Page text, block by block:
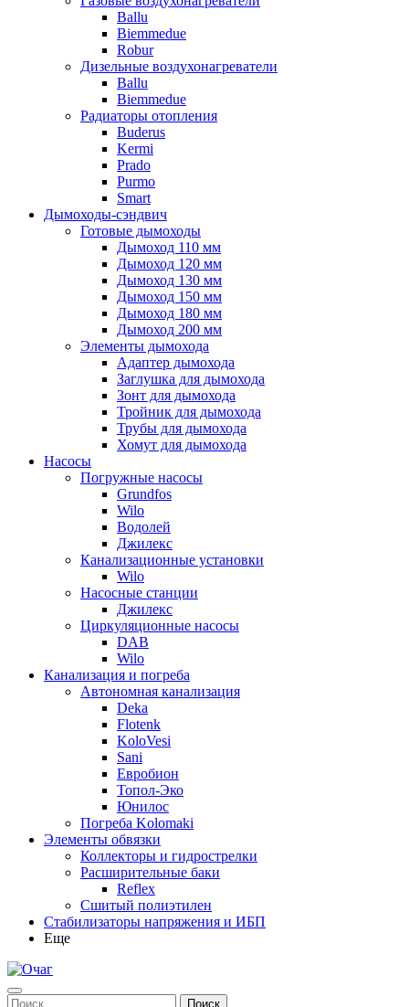
Ballu
Biemmedue
Robur
Дизельные воздухонагреватели
Ballu
Biemmedue
Радиаторы отопления
Buderus
Kermi
Prado
Purmo
Smart
Дымоходы-сэндвич
Готовые дымоходы
Дымоход 110 мм
Дымоход 120 мм
Дымоход 130 мм
Дымоход 150 мм
Дымоход 180 мм
Дымоход 200 мм
Элементы дымохода
Адаптер дымохода
Заглушка для дымохода
Зонт для дымохода
Тройник для дымохода
Трубы для дымохода
Хомут для дымохода
Насосы
Погружные насосы
Grundfos
Wilo
Водолей
Джилекс
Канализационные установки
Wilo
Насосные станции
Джилекс
Циркуляционные насосы
DAB
Wilo
Канализация и погреба
Автономная канализация
Deka
Flotenk
KoloVesi
Sani
Евробион
Топол-Эко
Юнилос
Погреба Kolomaki
Элементы обвязки
Коллекторы и гидрострелки
Расширительные баки
Reflex
Сшитый полиэтилен
Стабилизаторы напряжения и ИБП
Еще